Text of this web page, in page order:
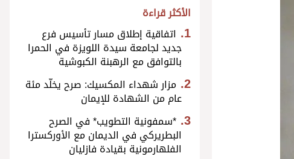
الأكثر قراءة
اتفاقية إطلاق مسار تأسيس فرع
جديد لجامعة سيدة اللويزة في الحمرا
بالتوافق مع الرهبنة الكبوشية
مزار شهداء المكسيك: صرح يخلّد مئة
عام من الشهادة للإيمان
*سمفونية التطويب* في الصرح
البطريركي في الديمان مع الأوركسترا
الفلهارمونية بقيادة فازليان